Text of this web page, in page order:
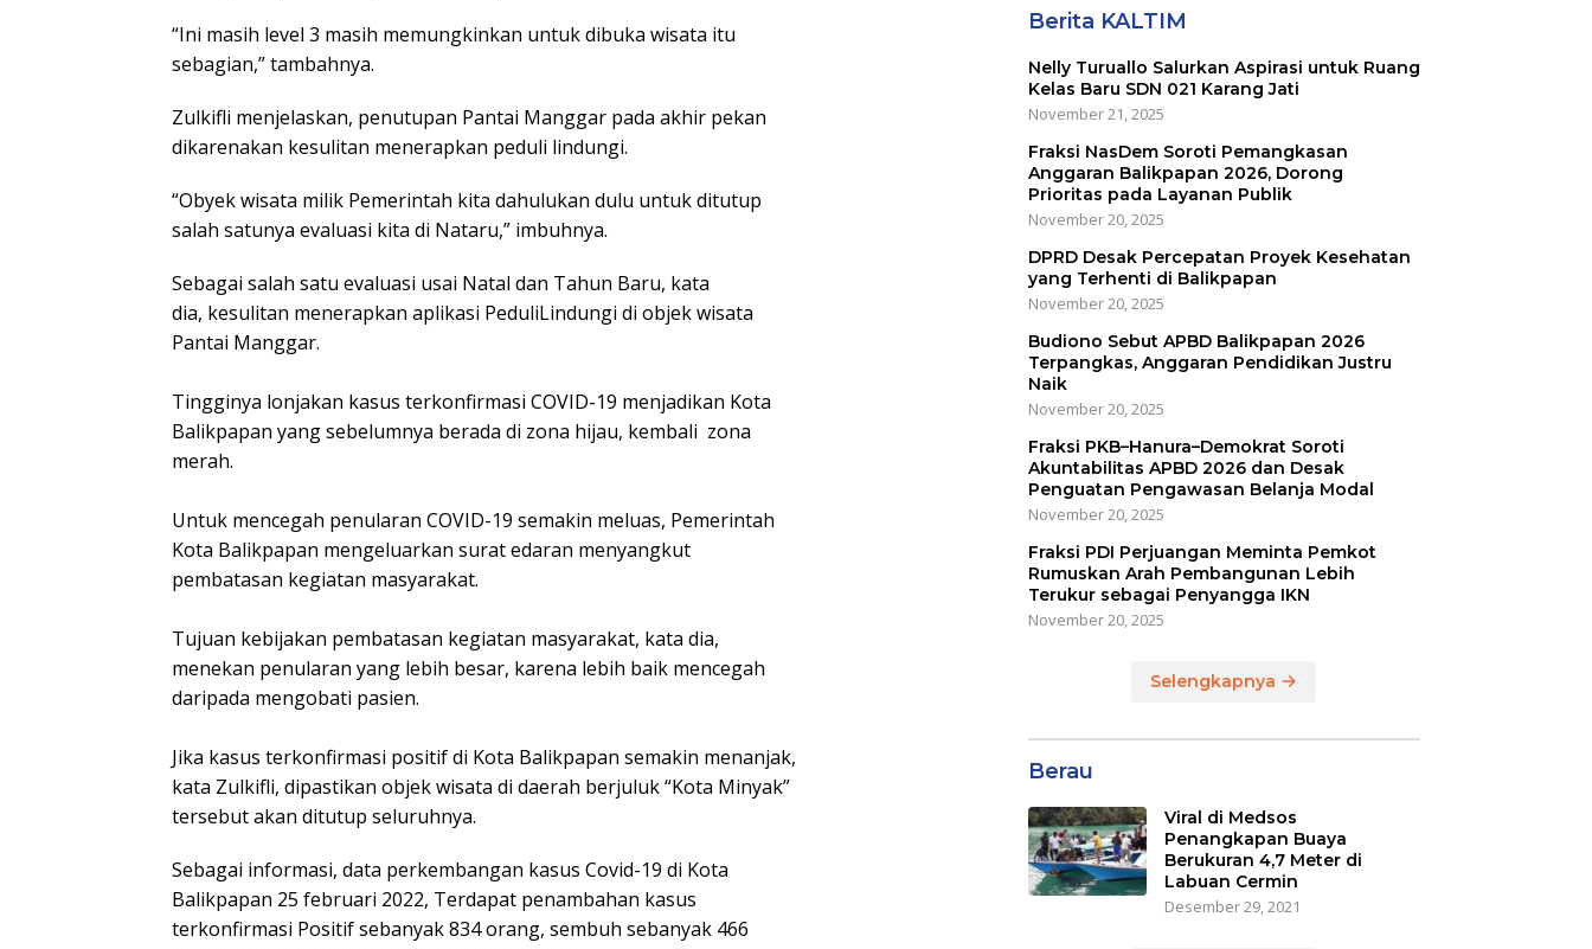
“Ini masih level 3 masih memungkinkan untuk dibuka wisata itu
sebagian,” tambahnya.
Zulkifli menjelaskan, penutupan Pantai Manggar pada akhir pekan
dikarenakan kesulitan menerapkan peduli lindungi.
“Obyek wisata milik Pemerintah kita dahulukan dulu untuk ditutup
salah satunya evaluasi kita di Nataru,” imbuhnya.
Sebagai salah satu evaluasi usai Natal dan Tahun Baru, kata
dia, kesulitan menerapkan aplikasi PeduliLindungi di objek wisata
Pantai Manggar.
Tingginya lonjakan kasus terkonfirmasi COVID-19 menjadikan Kota
Balikpapan yang sebelumnya berada di zona hijau, kembali zona
merah.
Untuk mencegah penularan COVID-19 semakin meluas, Pemerintah
Kota Balikpapan mengeluarkan surat edaran menyangkut
pembatasan kegiatan masyarakat.
Tujuan kebijakan pembatasan kegiatan masyarakat, kata dia,
menekan penularan yang lebih besar, karena lebih baik mencegah
daripada mengobati pasien.
Jika kasus terkonfirmasi positif di Kota Balikpapan semakin menanjak,
kata Zulkifli, dipastikan objek wisata di daerah berjuluk “Kota Minyak”
tersebut akan ditutup seluruhnya.
Sebagai informasi, data perkembangan kasus Covid-19 di Kota
Balikpapan 25 februari 2022, Terdapat penambahan kasus
terkonfirmasi Positif sebanyak 834 orang, sembuh sebanyak 466
Berita KALTIM
Nelly Turuallo Salurkan Aspirasi untuk Ruang
Kelas Baru SDN 021 Karang Jati
November 21, 2025
Fraksi NasDem Soroti Pemangkasan
Anggaran Balikpapan 2026, Dorong
Prioritas pada Layanan Publik
November 20, 2025
DPRD Desak Percepatan Proyek Kesehatan
yang Terhenti di Balikpapan
November 20, 2025
Budiono Sebut APBD Balikpapan 2026
Terpangkas, Anggaran Pendidikan Justru
Naik
November 20, 2025
Fraksi PKB–Hanura–Demokrat Soroti
Akuntabilitas APBD 2026 dan Desak
Penguatan Pengawasan Belanja Modal
November 20, 2025
Fraksi PDI Perjuangan Meminta Pemkot
Rumuskan Arah Pembangunan Lebih
Terukur sebagai Penyangga IKN
November 20, 2025
Selengkapnya
Berau
Viral di Medsos
Penangkapan Buaya
Berukuran 4,7 Meter di
Labuan Cermin
Desember 29, 2021